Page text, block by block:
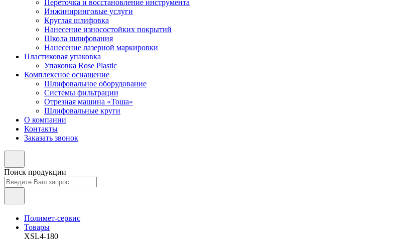
Переточка и восстановление инструмента
Инжиниринговые услуги
Круглая шлифовка
Нанесение износостойких покрытий
Школа шлифования
Нанесение лазерной маркировки
Пластиковая упаковка
Упаковка Rose Plastic
Комплексное оснащение
Шлифовальное оборудование
Системы фильтрации
Отрезная машина «Тоша»
Шлифовальные круги
О компании
Контакты
Заказать звонок
Поиск продукции
Полимет-сервис
Товары
XSL4-180